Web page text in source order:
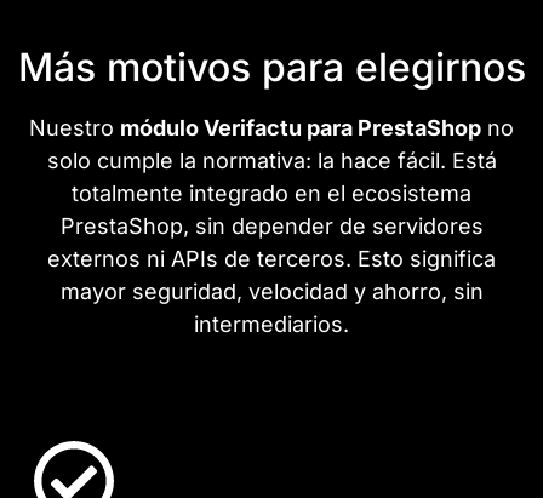
Más motivos para elegirnos
Nuestro módulo Verifactu para PrestaShop no
solo cumple la normativa: la hace fácil. Está
totalmente integrado en el ecosistema
PrestaShop, sin depender de servidores
externos ni APIs de terceros. Esto significa
mayor seguridad, velocidad y ahorro, sin
intermediarios.